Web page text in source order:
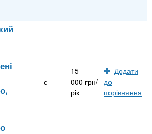
є
15
000 грн/
рік
Додати
до
порівняння